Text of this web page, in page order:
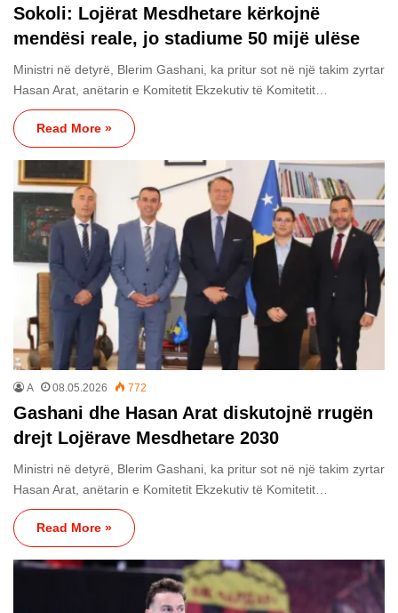
Sokoli: Lojërat Mesdhetare kërkojnë
mendësi reale, jo stadiume 50 mijë ulëse
Ministri në detyrë, Blerim Gashani, ka pritur sot në një takim zyrtar
Hasan Arat, anëtarin e Komitetit Ekzekutiv të Komitetit…
Read More »
A 08.05.2026 772
Gashani dhe Hasan Arat diskutojnë rrugën
drejt Lojërave Mesdhetare 2030
Ministri në detyrë, Blerim Gashani, ka pritur sot në një takim zyrtar
Hasan Arat, anëtarin e Komitetit Ekzekutiv të Komitetit…
Read More »